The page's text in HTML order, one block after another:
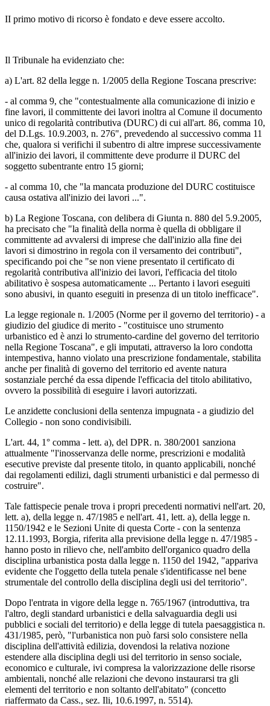
II primo motivo di ricorso è fondato e deve essere accolto.
Il Tribunale ha evidenziato che:
a) L'art. 82 della legge n. 1/2005 della Regione Toscana prescrive:
- al comma 9, che "contestualmente alla comunicazione di inizio e
fine lavori, il committente dei lavori inoltra al Comune il documento
unico di regolarità contributiva (DURC) di cui all'art. 86, comma 10,
del D.Lgs. 10.9.2003, n. 276", prevedendo al successivo comma 11
che, qualora si verifichi il subentro di altre imprese successivamente
all'inizio dei lavori, il committente deve produrre il DURC del
soggetto subentrante entro 15 giorni;
- al comma 10, che "la mancata produzione del DURC costituisce
causa ostativa all'inizio dei lavori ...".
b) La Regione Toscana, con delibera di Giunta n. 880 del 5.9.2005,
ha precisato che "la finalità della norma è quella di obbligare il
committente ad avvalersi di imprese che dall'inizio alla fine dei
lavori si dimostrino in regola con il versamento dei contributi",
specificando poi che "se non viene presentato il certificato di
regolarità contributiva all'inizio dei lavori, l'efficacia del titolo
abilitativo è sospesa automaticamente ... Pertanto i lavori eseguiti
sono abusivi, in quanto eseguiti in presenza di un titolo inefficace".
La legge regionale n. 1/2005 (Norme per il governo del territorio) - a
giudizio del giudice di merito - "costituisce uno strumento
urbanistico ed è anzi lo strumento-cardine del governo del territorio
nella Regione Toscana", e gli imputati, attraverso la loro condotta
intempestiva, hanno violato una prescrizione fondamentale, stabilita
anche per finalità di governo del territorio ed avente natura
sostanziale perché da essa dipende l'efficacia del titolo abilitativo,
ovvero la possibilità di eseguire i lavori autorizzati.
Le anzidette conclusioni della sentenza impugnata - a giudizio del
Collegio - non sono condivisibili.
L'art. 44, 1° comma - lett. a), del DPR. n. 380/2001 sanziona
attualmente "l'inosservanza delle norme, prescrizioni e modalità
esecutive previste dal presente titolo, in quanto applicabili, nonché
dai regolamenti edilizi, dagli strumenti urbanistici e dal permesso di
costruire".
Tale fattispecie penale trova i propri precedenti normativi nell'art. 20,
lett. a), della legge n. 47/1985 e nell'art. 41, lett. a), della legge n.
1150/1942 e le Sezioni Unite di questa Corte - con la sentenza
12.11.1993, Borgia, riferita alla previsione della legge n. 47/1985 -
hanno posto in rilievo che, nell'ambito dell'organico quadro della
disciplina urbanistica posta dalla legge n. 1150 del 1942, "appariva
evidente che l'oggetto della tutela penale s'identificasse nel bene
strumentale del controllo della disciplina degli usi del territorio".
Dopo l'entrata in vigore della legge n. 765/1967 (introduttiva, tra
l'altro, degli standard urbanistici e della salvaguardia degli usi
pubblici e sociali del territorio) e della legge di tutela paesaggistica n.
431/1985, però, "l'urbanistica non può farsi solo consistere nella
disciplina dell'attività edilizia, dovendosi la relativa nozione
estendere alla disciplina degli usi del territorio in senso sociale,
economico e culturale, ivi compresa la valorizzazione delle risorse
ambientali, nonché alle relazioni che devono instaurarsi tra gli
elementi del territorio e non soltanto dell'abitato" (concetto
riaffermato da Cass., sez. Ili, 10.6.1997, n. 5514).